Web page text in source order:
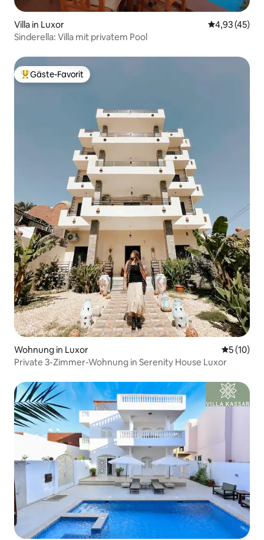
Villa in Luxor
4,93 (45)
Sinderella: Villa mit privatem Pool
Beliebter Gäste-Favorit.
Gäste-Favorit
Wohnung in Luxor
5 (10)
Private 3-Zimmer-Wohnung in Serenity House Luxor